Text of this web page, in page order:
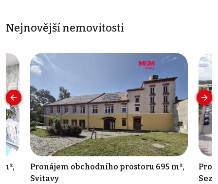
Nejnovější nemovitosti
Pronájem obchodního prostoru 695 m²,
Svitavy